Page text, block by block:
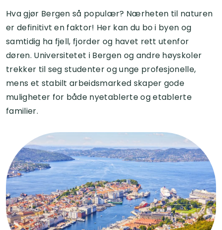
Hva gjør Bergen så populær? Nærheten til naturen
er definitivt en faktor! Her kan du bo i byen og
samtidig ha fjell, fjorder og havet rett utenfor
døren. Universitetet i Bergen og andre høyskoler
trekker til seg studenter og unge profesjonelle,
mens et stabilt arbeidsmarked skaper gode
muligheter for både nyetablerte og etablerte
familier.